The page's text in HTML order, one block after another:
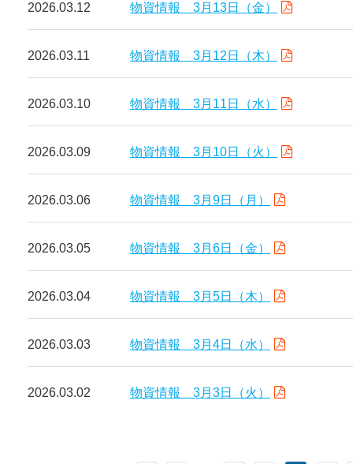
2026.03.12 物資情報 3月13日（金）
2026.03.11 物資情報 3月12日（木）
2026.03.10 物資情報 3月11日（水）
2026.03.09 物資情報 3月10日（火）
2026.03.06 物資情報 3月9日（月）
2026.03.05 物資情報 3月6日（金）
2026.03.04 物資情報 3月5日（木）
2026.03.03 物資情報 3月4日（水）
2026.03.02 物資情報 3月3日（火）